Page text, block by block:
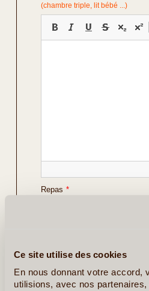
Ce site utilise des cookies
En nous donnant votre accord,
utilisions, avec nos
(chambre triple, lit bébé ...)
Repas *
Avec Guide
Avec Voiture de Location
Détails sur le voyage envisagé